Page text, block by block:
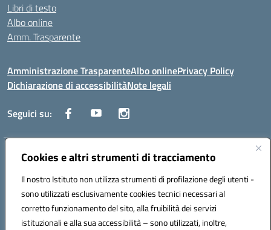
Cookies e altri strumenti di tracciamento
Il nostro Istituto non utilizza strumenti di profilazione degli utenti -
sono utilizzati esclusivamente cookies tecnici necessari al
corretto funzionamento del sito, alla fruibilità dei servizi
istituzionali e alla sua accessibilità – sono utilizzati, inoltre,
Libri di testo
Albo online
Amm. Trasparente
Amministrazione TrasparenteAlbo onlinePrivacy Policy
Dichiarazione di accessibilitàNote legali
Seguici su:
Indirizzo:Lecce
Posta elettronica certificata (PEC):leis03400t@pec.istruzione.it
Codice fiscale: 80010750752
Codice meccanografico: leis03400t